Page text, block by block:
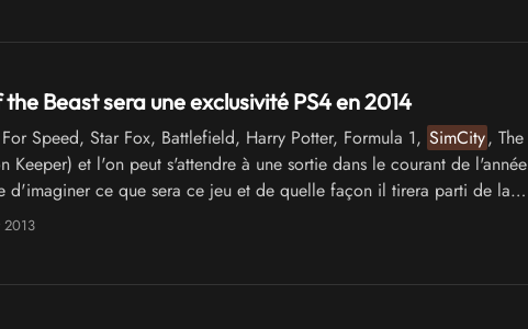
Beast sera une exclusivité PS4 en 2014
Speed, Star Fox, Battlefield, Harry Potter, Formula 1, SimCity, The
Keeper) et l'on peut s'attendre à une sortie dans le courant de l'année
ce que sera ce jeu et de quelle façon il tirera parti de la
2013